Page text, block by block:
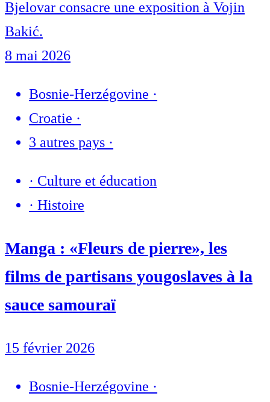
Bjelovar consacre une exposition à Vojin
Bakić.
8 mai 2026
Bosnie-Herzégovine ·
Croatie ·
3 autres pays ·
· Culture et éducation
· Histoire
Manga : «Fleurs de pierre», les
films de partisans yougoslaves à la
sauce samouraï
15 février 2026
Bosnie-Herzégovine ·